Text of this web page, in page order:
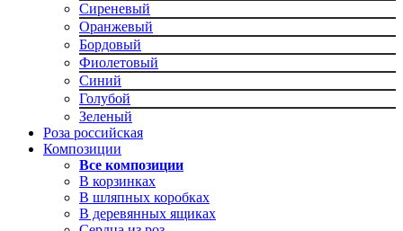
Сиреневый
Оранжевый
Бордовый
Фиолетовый
Синий
Голубой
Зеленый
Роза российская
Композиции
Все композиции
В корзинках
В шляпных коробках
В деревянных ящиках